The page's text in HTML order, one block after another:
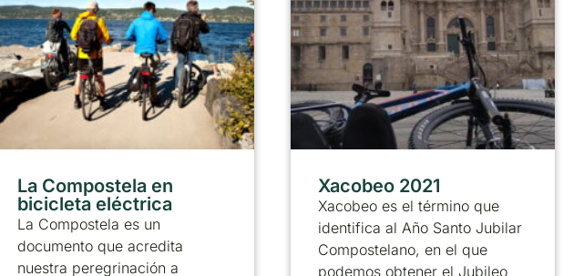
La Compostela en
bicicleta eléctrica
La Compostela es un
documento que acredita
nuestra peregrinación a
Xacobeo 2021
Xacobeo es el término que
identifica al Año Santo Jubilar
Compostelano, en el que
podemos obtener el Jubileo